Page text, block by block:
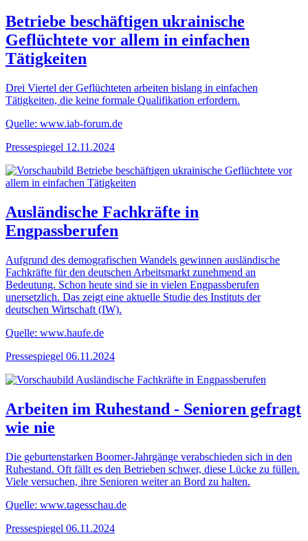
Betriebe beschäftigen ukrainische
Geflüchtete vor allem in einfachen
Tätigkeiten
Drei Viertel der Geflüchteten arbeiten bislang in einfachen
Tätigkeiten, die keine formale Qualifikation erfordern.
Quelle: www.iab-forum.de
Pressespiegel 12.11.2024
Ausländische Fachkräfte in
Engpassberufen
Aufgrund des demografischen Wandels gewinnen ausländische
Fachkräfte für den deutschen Arbeitsmarkt zunehmend an
Bedeutung. Schon heute sind sie in vielen Engpassberufen
unersetzlich. Das zeigt eine aktuelle Studie des Instituts der
deutschen Wirtschaft (IW).
Quelle: www.haufe.de
Pressespiegel 06.11.2024
Arbeiten im Ruhestand - Senioren gefragt
wie nie
Die geburtenstarken Boomer-Jahrgänge verabschieden sich in den
Ruhestand. Oft fällt es den Betrieben schwer, diese Lücke zu füllen.
Viele versuchen, ihre Senioren weiter an Bord zu halten.
Quelle: www.tagesschau.de
Pressespiegel 06.11.2024